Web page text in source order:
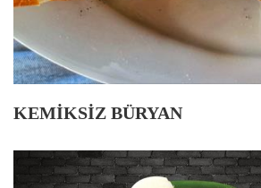
KEMİKSİZ BÜRYAN